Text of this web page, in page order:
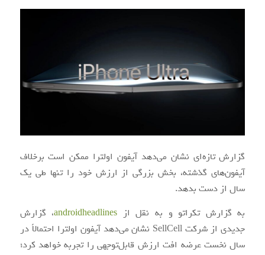
گزارش تازه‌ای نشان می‌دهد آیفون اولترا ممکن است برخلاف
آیفون‌های گذشته، بخش بزرگی از ارزش خود را تنها طی یک
سال از دست بدهد.
به گزارش تکراتو و به نقل از androidheadlines، گزارش
جدیدی از شرکت SellCell نشان می‌دهد آیفون اولترا احتمالاً در
سال نخست عرضه افت ارزش قابل‌توجهی را تجربه خواهد کرد؛